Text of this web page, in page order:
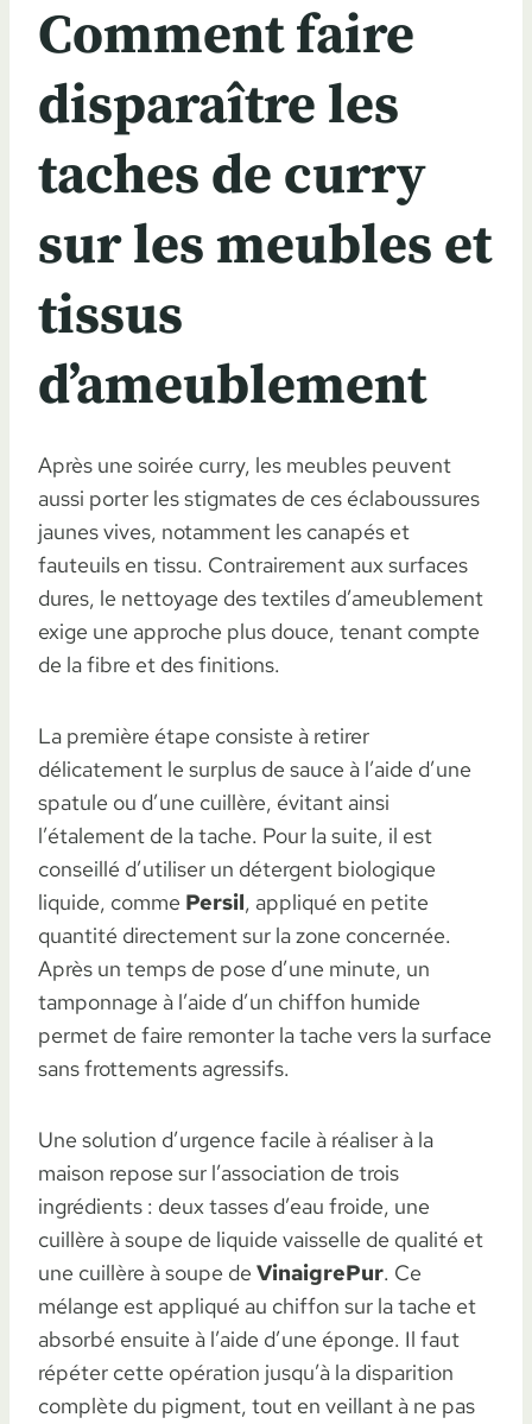
Comment faire
disparaître les
taches de curry
sur les meubles et
tissus
d’ameublement
Après une soirée curry, les meubles peuvent
aussi porter les stigmates de ces éclaboussures
jaunes vives, notamment les canapés et
fauteuils en tissu. Contrairement aux surfaces
dures, le nettoyage des textiles d’ameublement
exige une approche plus douce, tenant compte
de la fibre et des finitions.
La première étape consiste à retirer
délicatement le surplus de sauce à l’aide d’une
spatule ou d’une cuillère, évitant ainsi
l’étalement de la tache. Pour la suite, il est
conseillé d’utiliser un détergent biologique
liquide, comme Persil, appliqué en petite
quantité directement sur la zone concernée.
Après un temps de pose d’une minute, un
tamponnage à l’aide d’un chiffon humide
permet de faire remonter la tache vers la surface
sans frottements agressifs.
Une solution d’urgence facile à réaliser à la
maison repose sur l’association de trois
ingrédients : deux tasses d’eau froide, une
cuillère à soupe de liquide vaisselle de qualité et
une cuillère à soupe de VinaigrePur. Ce
mélange est appliqué au chiffon sur la tache et
absorbé ensuite à l’aide d’une éponge. Il faut
répéter cette opération jusqu’à la disparition
complète du pigment, tout en veillant à ne pas